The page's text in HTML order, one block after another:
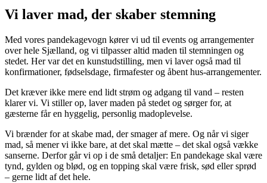
Vi laver mad, der skaber stemning
Med vores pandekagevogn kører vi ud til events og arrangementer
over hele Sjælland, og vi tilpasser altid maden til stemningen og
stedet. Her var det en kunstudstilling, men vi laver også mad til
konfirmationer, fødselsdage, firmafester og åbent hus-arrangementer.
Det kræver ikke mere end lidt strøm og adgang til vand – resten
klarer vi. Vi stiller op, laver maden på stedet og sørger for, at
gæsterne får en hyggelig, personlig madoplevelse.
Vi brænder for at skabe mad, der smager af mere. Og når vi siger
mad, så mener vi ikke bare, at det skal mætte – det skal også vække
sanserne. Derfor går vi op i de små detaljer: En pandekage skal være
tynd, gylden og blød, og en topping skal være frisk, sød eller sprød
– gerne lidt af det hele.